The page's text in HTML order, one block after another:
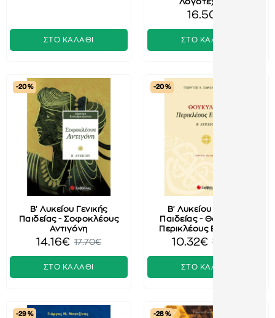
ΣΤΟ ΚΑΛΑΘΙ
Λογοτεχνίας
16.50€
ΣΤΟ ΚΑΛΑΘΙ
-20 %
Β' Λυκείου Γενικής
Παιδείας - Σοφοκλέους
Αντιγόνη
14.16€ 17.70€
ΣΤΟ ΚΑΛΑΘΙ
-20 %
Β' Λυκείου Γενικής
Παιδείας - Θουκυδίδη
Περικλέους Επιτάφιος
10.32€ 12.90€
ΣΤΟ ΚΑΛΑΘΙ
-29 % -28 %